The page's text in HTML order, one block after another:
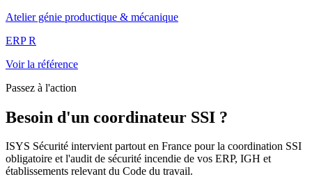
Atelier génie productique & mécanique
ERP R
Voir la référence
Passez à l'action
Besoin d'un coordinateur SSI ?
ISYS Sécurité intervient partout en France pour la coordination SSI
obligatoire et l'audit de sécurité incendie de vos ERP, IGH et
établissements relevant du Code du travail.